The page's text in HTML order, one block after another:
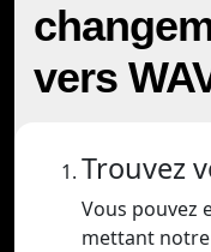
vers
Trouvez
Vous pouvez
mettant